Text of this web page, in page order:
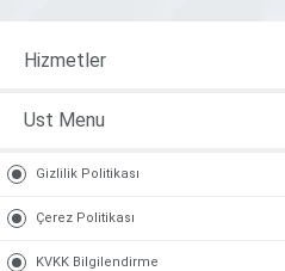
Hizmetler
Ust Menu
Gizlilik Politikası
Çerez Politikası
KVKK Bilgilendirme